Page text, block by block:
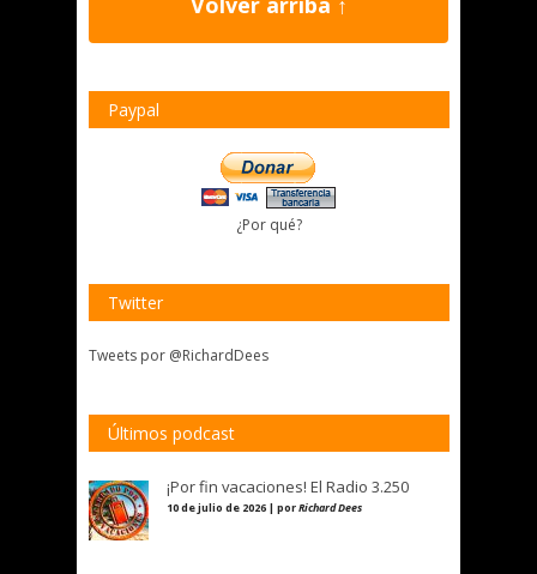
Paypal
¿Por qué?
Twitter
Tweets por @RichardDees
Últimos podcast
¡Por fin vacaciones! El Radio 3.250
10 de julio de 2026 | porRichard Dees